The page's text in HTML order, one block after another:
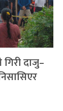
दाजु–